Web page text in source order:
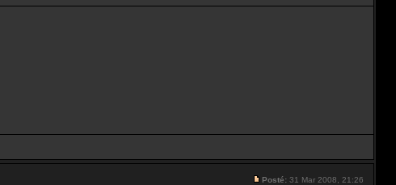
Posté: 31 Mar 2008, 21:26